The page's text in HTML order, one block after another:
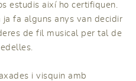
estudis així ho certifiquen.
ja fa alguns anys van decidir
de fil musical per tal de
i visquin amb